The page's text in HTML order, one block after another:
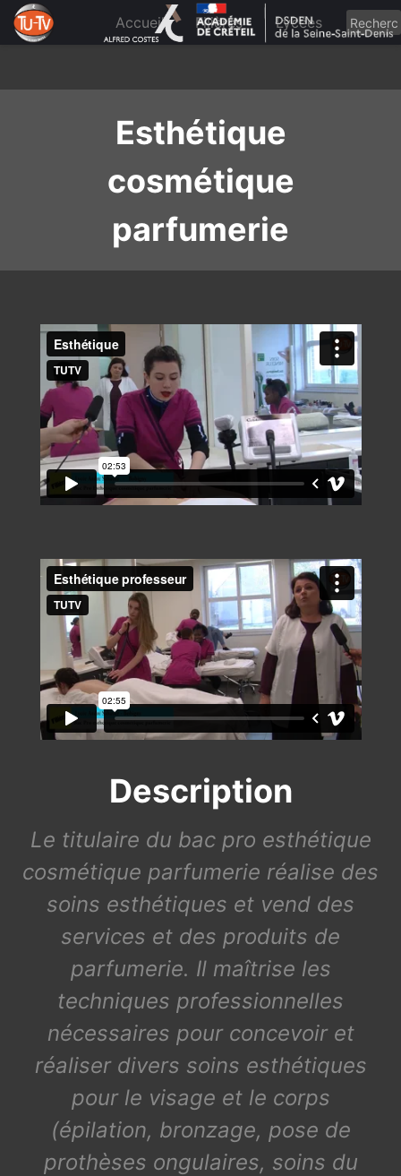
content
Accueil Filières Lycées
Esthétique
cosmétique
parfumerie
Description
Le titulaire du bac pro esthétique
cosmétique parfumerie réalise des
soins esthétiques et vend des
services et des produits de
parfumerie. Il maîtrise les
techniques professionnelles
nécessaires pour concevoir et
réaliser divers soins esthétiques
pour le visage et le corps
(épilation, bronzage, pose de
prothèses ongulaires, soins du